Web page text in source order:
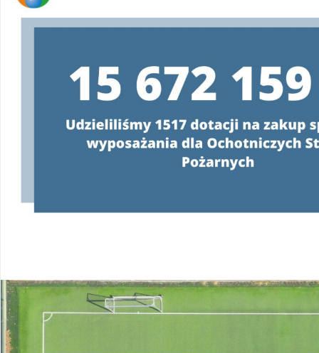
Konsultanci obsługujący infolinię,
o programie oraz wyjaśniać
od poniedziałku do
w godzinachod 8:00 do